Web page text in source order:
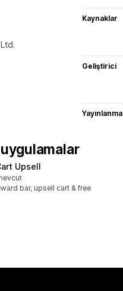
Kaynaklar
Geliştirici
Yayınlanma
Upsell
bar, upsell cart & free